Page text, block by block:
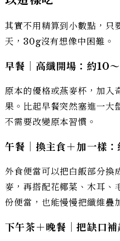
其實不用精算到小數點，只
天，30g沒有想像中困難。
早餐｜高纖開場：約10
原本的優格或燕麥杯，加入
果。比起早餐突然塞進一大
不需要改變原本習慣。
午餐｜換主食＋加一樣：
外食便當可以把白飯部分換
麥，再搭配花椰菜、木耳、
份便當，也能慢慢把纖維疊
下午茶＋晚餐｜把缺口